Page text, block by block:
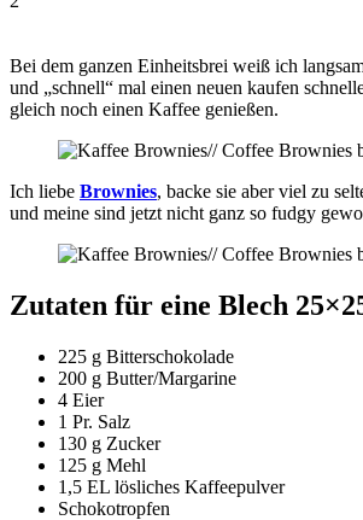
Bei dem ganzen Einheitsbrei weiß ich
und „schnell“ mal einen neuen kaufen
gleich noch einen Kaffee genießen.
Ich liebe Brownies, backe sie aber viel zu
und meine sind jetzt nicht ganz so fudgy
Zutaten für eine Blech
225 g Bitterschokolade
200 g Butter/Margarine
4 Eier
1 Pr. Salz
130 g Zucker
125 g Mehl
1,5 EL lösliches Kaffeepulver
Schokotropfen